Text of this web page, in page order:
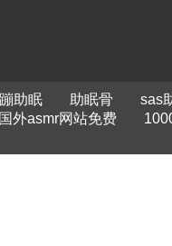
助眠 助眠骨 sas
国外asmr网站免费